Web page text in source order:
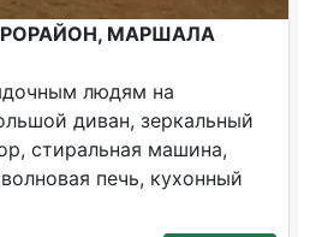
МАРШАЛА
людям на
диван, зеркальный
стиральная машина,
печь, кухонный